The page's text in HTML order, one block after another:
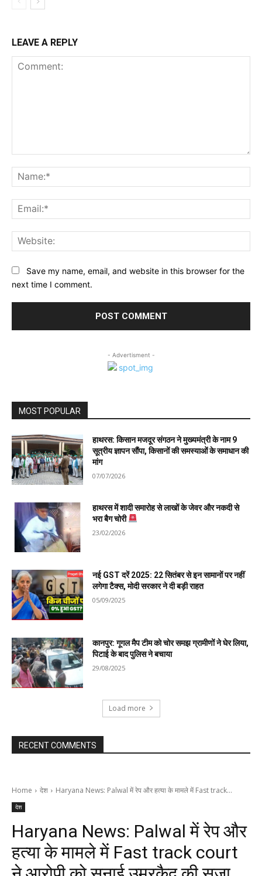
LEAVE A REPLY
Save my name, email, and website in this browser for the
next time I comment.
- Advertisment -
MOST POPULAR
हाथरस: किसान मजदूर संगठन ने मुख्यमंत्री के नाम 9
सूत्रीय ज्ञापन सौंपा, किसानों की समस्याओं के समाधान की
मांग
07/07/2026
हाथरस में शादी समारोह से लाखों के जेवर और नकदी से
भरा बैग चोरी
23/02/2026
नई GST दरें 2025: 22 सितंबर से इन सामानों पर नहीं
लगेगा टैक्स, मोदी सरकार ने दी बड़ी राहत
05/09/2025
कानपुर: गूगल मैप टीम को चोर समझ ग्रामीणों ने घेर लिया,
पिटाई के बाद पुलिस ने बचाया
29/08/2025
Load more
RECENT COMMENTS